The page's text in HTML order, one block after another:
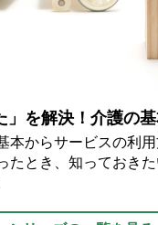
」を解決！介護の
本からサービスの利
たとき、知っておき